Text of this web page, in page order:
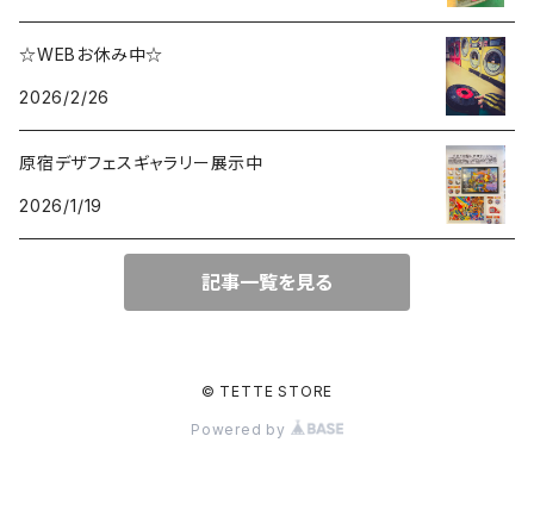
☆WEBお休み中☆
2026/2/26
原宿デザフェスギャラリー展示中
2026/1/19
記事一覧を見る
© TETTE STORE
Powered by